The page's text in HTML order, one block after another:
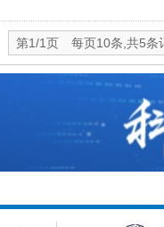
第1/1页 每页10条,共5条